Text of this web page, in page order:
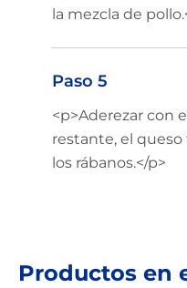
la mezcla de
Paso 5
<p>Aderezar con
restante, el queso
los rábanos.</p>
Productos en